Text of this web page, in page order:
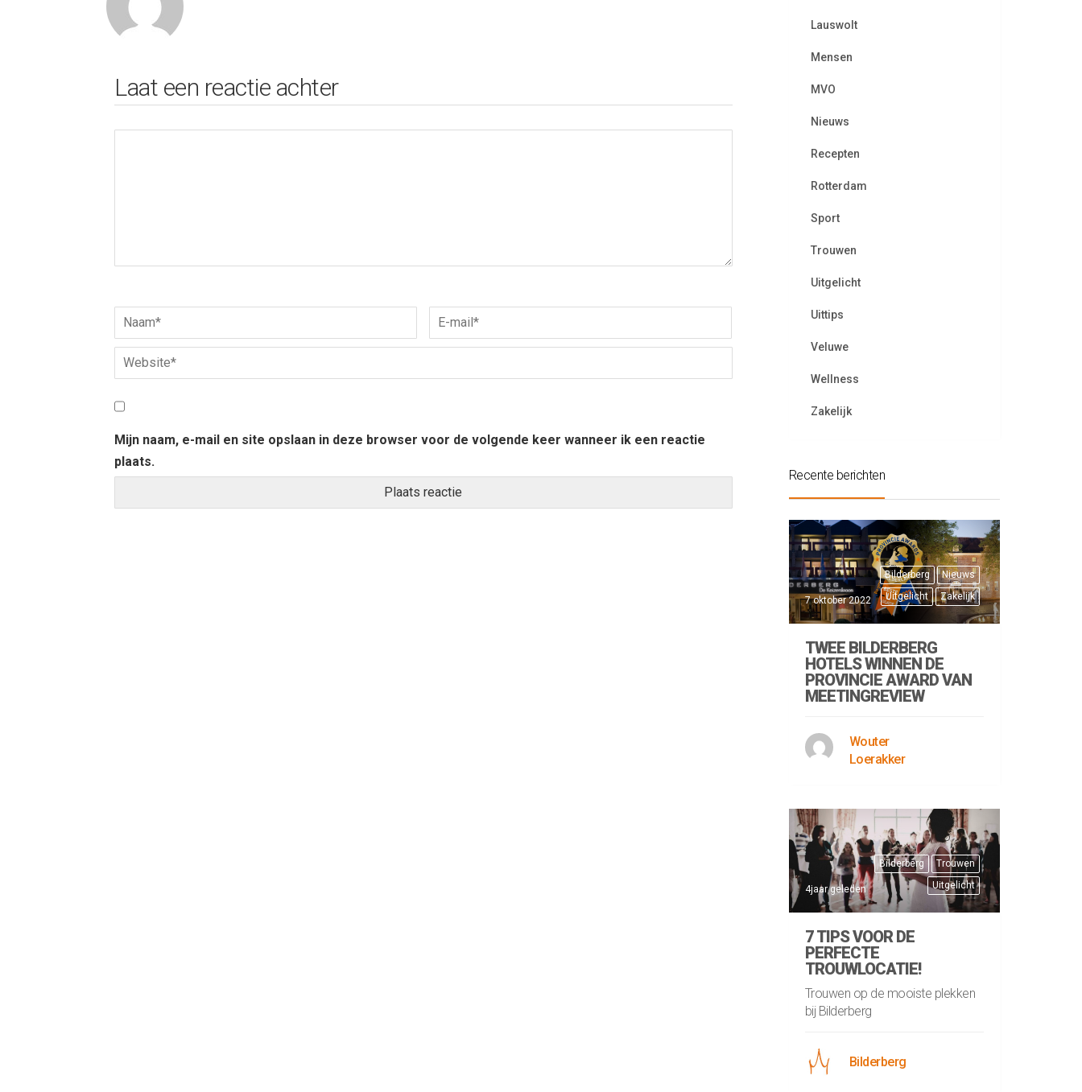
Laat een reactie achter
Mijn naam, e-mail en site opslaan in deze browser voor de volgende keer wanneer ik een reactie
plaats.
Lauswolt
Mensen
MVO
Nieuws
Recepten
Rotterdam
Sport
Trouwen
Uitgelicht
Uittips
Veluwe
Wellness
Zakelijk
Recente berichten
Bilderberg
Nieuws
Uitgelicht
Zakelijk
7 oktober 2022
TWEE BILDERBERG
HOTELS WINNEN DE
PROVINCIE AWARD VAN
MEETINGREVIEW
Wouter
Loerakker
Bilderberg
Trouwen
Uitgelicht
4jaar geleden
7 TIPS VOOR DE
PERFECTE
TROUWLOCATIE!
Trouwen op de mooiste plekken
bij Bilderberg
Bilderberg